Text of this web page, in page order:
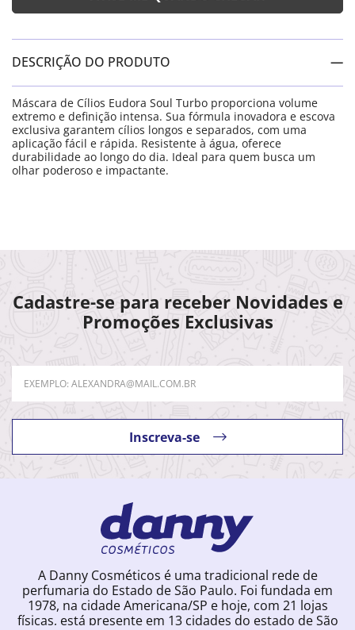
DESCRIÇÃO DO PRODUTO
Máscara de Cílios Eudora Soul Turbo proporciona volume
extremo e definição intensa. Sua fórmula inovadora e escova
exclusiva garantem cílios longos e separados, com uma
aplicação fácil e rápida. Resistente à água, oferece
durabilidade ao longo do dia. Ideal para quem busca um
olhar poderoso e impactante.
Cadastre-se para receber Novidades e
Promoções Exclusivas
Inscreva-se
A Danny Cosméticos é uma tradicional rede de
perfumaria do Estado de São Paulo. Foi fundada em
1978, na cidade Americana/SP e hoje, com 21 lojas
físicas, está presente em 13 cidades do estado de São